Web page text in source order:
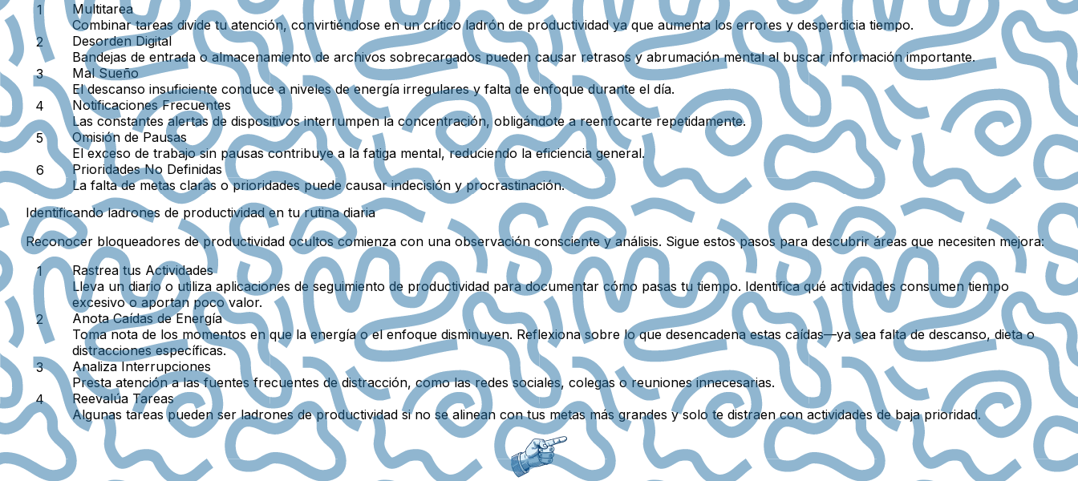
Multitarea
Combinar tareas divide tu atención, convirtiéndose en un crítico ladrón de productividad ya que aumenta los errores y desperdicia tiempo.
Desorden Digital
Bandejas de entrada o almacenamiento de archivos sobrecargados pueden causar retrasos y abrumación mental al buscar información importante.
Mal Sueño
El descanso insuficiente conduce a niveles de energía irregulares y falta de enfoque durante el día.
Notificaciones Frecuentes
Las constantes alertas de dispositivos interrumpen la concentración, obligándote a reenfocarte repetidamente.
Omisión de Pausas
El exceso de trabajo sin pausas contribuye a la fatiga mental, reduciendo la eficiencia general.
Prioridades No Definidas
La falta de metas claras o prioridades puede causar indecisión y procrastinación.
Identificando ladrones de productividad en tu rutina diaria
Reconocer bloqueadores de productividad ocultos comienza con una observación consciente y análisis. Sigue estos pasos para descubrir áreas que necesiten mejora:
Rastrea tus Actividades
Lleva un diario o utiliza aplicaciones de seguimiento de productividad para documentar cómo pasas tu tiempo. Identifica qué actividades consumen tiempo
excesivo o aportan poco valor.
Anota Caídas de Energía
Toma nota de los momentos en que la energía o el enfoque disminuyen. Reflexiona sobre lo que desencadena estas caídas—ya sea falta de descanso, dieta o
distracciones específicas.
Analiza Interrupciones
Presta atención a las fuentes frecuentes de distracción, como las redes sociales, colegas o reuniones innecesarias.
Reevalúa Tareas
Algunas tareas pueden ser ladrones de productividad si no se alinean con tus metas más grandes y solo te distraen con actividades de baja prioridad.